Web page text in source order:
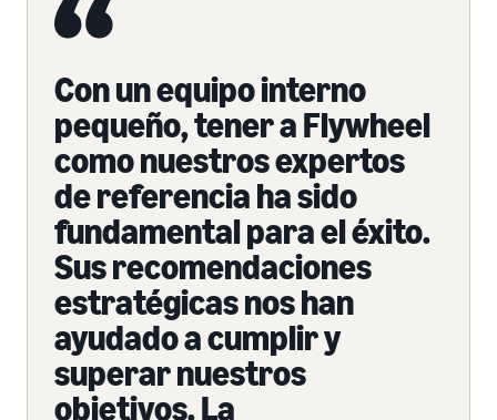
Con un equipo interno
pequeño, tener a Flywheel
como nuestros expertos
de referencia ha sido
fundamental para el éxito.
Sus recomendaciones
estratégicas nos han
ayudado a cumplir y
superar nuestros
objetivos. La